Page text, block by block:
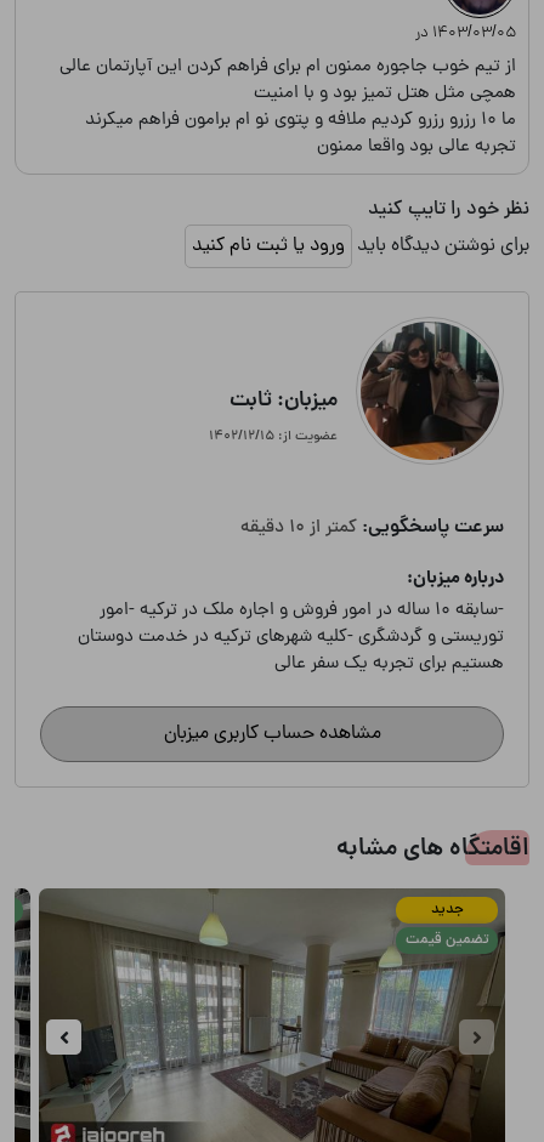
۱۴۰۳/۰۳/۰۵ در
از تیم خوب جاجوره ممنون ام برای فراهم کردن این آپارتمان عالی
همچی مثل هتل تمیز بود و با امنیت
ما 10 رزرو رزرو کردیم ملافه و پتوی نو ام برامون فراهم میکرند
تجربه عالی بود واقعا ممنون
نظر خود را تایپ کنید
برای نوشتن دیدگاه باید ورود یا ثبت نام کنید
میزبان: ثابت
عضویت از: ۱۴۰۲/۱۲/۱۵
سرعت پاسخگویی: کمتر از 10 دقیقه
درباره میزبان:
-سابقه 10 ساله در امور فروش و اجاره ملک در ترکیه -امور
توریستی و گردشگری -کلیه شهرهای ترکیه در خدمت دوستان
هستیم برای تجربه یک سفر عالی
مشاهده حساب کاربری میزبان
اقامتگاه های مشابه
جدید
تضمین قیمت